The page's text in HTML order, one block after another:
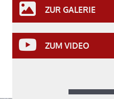
ZUR GALERIE
ZUM VIDEO